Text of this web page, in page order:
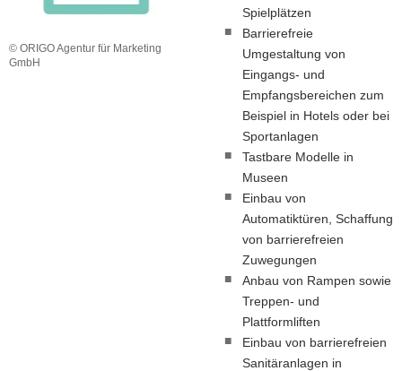
© ORIGO Agentur für Marketing
GmbH
Spielplätzen
Barrierefreie
Umgestaltung von
Eingangs- und
Empfangsbereichen zum
Beispiel in Hotels oder bei
Sportanlagen
Tastbare Modelle in
Museen
Einbau von
Automatiktüren, Schaffung
von barrierefreien
Zuwegungen
Anbau von Rampen sowie
Treppen- und
Plattformliften
Einbau von barrierefreien
Sanitäranlagen in